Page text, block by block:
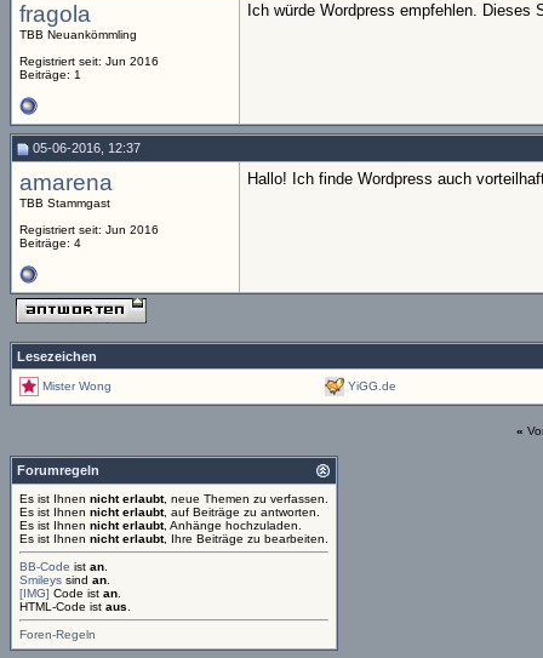
fragola
TBB Neuankömmling
Registriert seit: Jun 2016
Beiträge: 1
Ich würde Wordpress empfehlen. Dieses
05-06-2016, 12:37
amarena
TBB Stammgast
Registriert seit: Jun 2016
Beiträge: 4
Hallo! Ich finde Wordpress auch
Lesezeichen
Mister Wong YiGG.de
«
Forumregeln
Es ist Ihnen nicht erlaubt, neue Themen zu verfassen.
Es ist Ihnen nicht erlaubt, auf Beiträge zu antworten.
Es ist Ihnen nicht erlaubt, Anhänge hochzuladen.
Es ist Ihnen nicht erlaubt, Ihre Beiträge zu bearbeiten.
BB-Code ist an
Smileys sind an
[IMG] Code ist an
HTML-Code ist aus
Foren-Regeln